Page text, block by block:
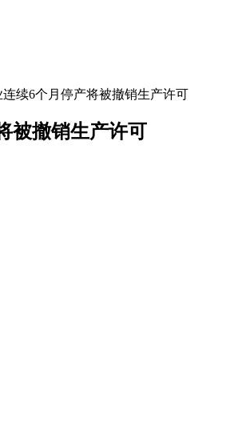
续6个月停产将被撤销生产许可
被撤销生产许可